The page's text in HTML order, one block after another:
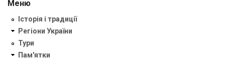
Меню
Історія і традиції
Регіони України
Тури
Пам'ятки